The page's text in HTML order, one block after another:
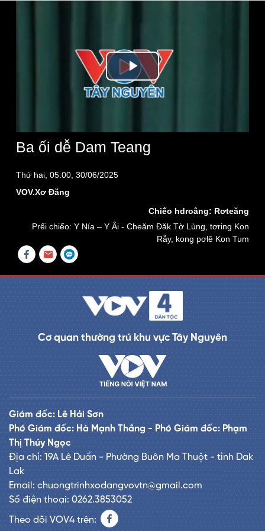
Play
Ba ối dê̆ Dam Teang
Thứ hai, 05:00, 30/06/2025
VOV.Xơ Đăng
Chiếo hdroâng: Rơteăng
Prếi chiếo: Y Nía – Y Âi - Cheăm Đăk Tờ Lùng, tơring Kon
Rẫy, kong pơlê Kon Tum
Cơ quan thường trú khu vực Tây Nguyên
Giám đốc: Lê Hải Sơn
Phó Giám đốc: Hà Mạnh Thắng - Phó Giám đốc: Phạm
Thị Thúy Ngọc
Địa chỉ: 19A Lê Duẩn - Phường Buôn Ma Thuột - tỉnh Dak
Lak
Email: chuongtrinhxodangvovtn@gmail.com
Số điện thoại: 0262.3853052
Theo dõi VOV4 trên: